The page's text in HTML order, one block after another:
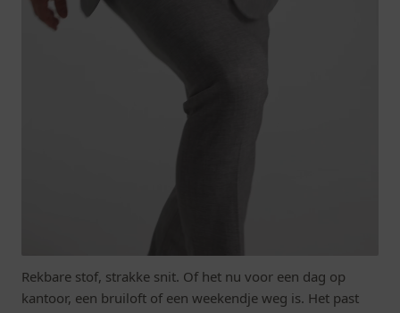
Mode die met je meebeweegt.
Rekbare stof, strakke snit. Of het nu voor een dag op
kantoor, een bruiloft of een weekendje weg is. Het past